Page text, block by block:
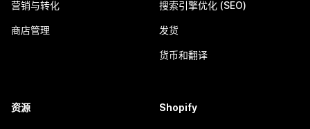
营销与转化
商店管理
搜索引擎优化 (SEO)
发货
货币和翻译
资源 Shopify